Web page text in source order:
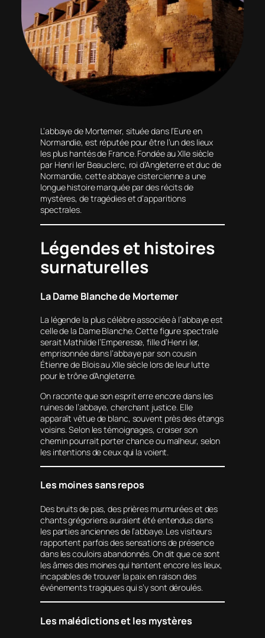
L’abbaye de Mortemer, située dans l’Eure en
Normandie, est réputée pour être l’un des lieux
les plus hantés de France. Fondée au XIIe siècle
par Henri Ier Beauclerc, roi d’Angleterre et duc de
Normandie, cette abbaye cistercienne a une
longue histoire marquée par des récits de
mystères, de tragédies et d’apparitions
spectrales.
Légendes et histoires
surnaturelles
La Dame Blanche de Mortemer
La légende la plus célèbre associée à l’abbaye est
celle de la Dame Blanche. Cette figure spectrale
serait Mathilde l’Emperesse, fille d’Henri Ier,
emprisonnée dans l’abbaye par son cousin
Étienne de Blois au XIIe siècle lors de leur lutte
pour le trône d’Angleterre.
On raconte que son esprit erre encore dans les
ruines de l’abbaye, cherchant justice. Elle
apparaît vêtue de blanc, souvent près des étangs
voisins. Selon les témoignages, croiser son
chemin pourrait porter chance ou malheur, selon
les intentions de ceux qui la voient.
Les moines sans repos
Des bruits de pas, des prières murmurées et des
chants grégoriens auraient été entendus dans
les parties anciennes de l’abbaye. Les visiteurs
rapportent parfois des sensations de présence
dans les couloirs abandonnés. On dit que ce sont
les âmes des moines qui hantent encore les lieux,
incapables de trouver la paix en raison des
événements tragiques qui s’y sont déroulés.
Les malédictions et les mystères